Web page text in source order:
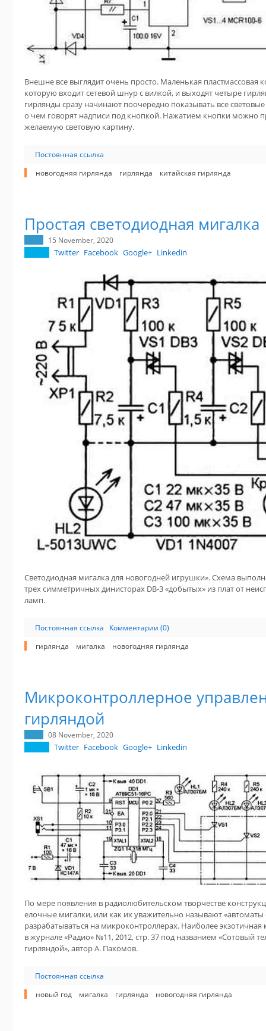
Внешне все выглядит очень просто. Маленькая пластмассовая
которую входит сетевой шнур с вилкой, и выходят четыре
гирлянды сразу начинают поочередно показывать все
о чем говорят надписи под кнопкой. Нажатием кнопки можно
желаемую световую картину.
Постоянная ссылка
новогодняя гирлянда
гирлянда китайская гирлянда
Простая светодиодная мигалка
15 November, 2020
Twitter Facebook Google+ Linkedin
Светодиодная мигалка для новогодней игрушки». Схема
трех симметричных динисторах DB-3 «добытых» из плат от
ламп.
Постоянная ссылка
Комментарии (0)
гирлянда
мигалка новогодняя гирлянда
Микроконтроллерное
гирляндой
08 November, 2020
Twitter Facebook Google+ Linkedin
По мере появления в радиолюбительском творчестве
елочные мигалки, или как их уважительно называют «автоматы
разрабатываться на микроконтроллерах. Наиболее
в журнале «Радио» №11, 2012, стр. 37 под названием «Сотовый
гирляндой», автор А. Пахомов.
Постоянная ссылка
новый год
мигалка гирлянда новогодняя гирлянда